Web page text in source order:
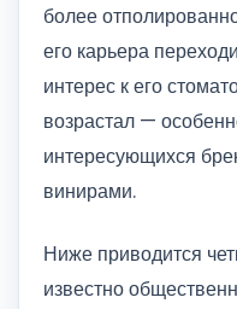
более
его карьера
интерес к его
возрастал —
интересующихся
винирами.
Ниже приводится
известно